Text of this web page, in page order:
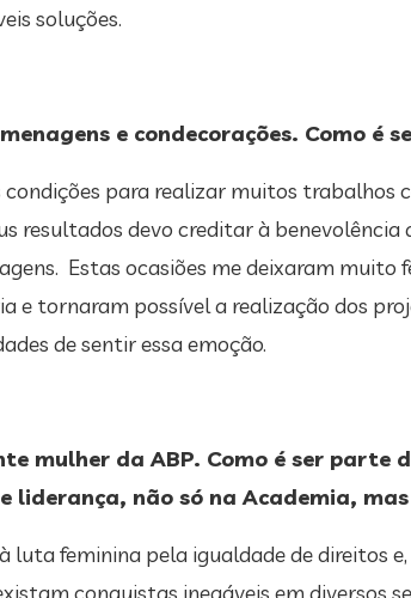
soluções.
e condecorações. Como é
para realizar muitos trabalhos
resultados devo creditar à
Estas ocasiões me deixaram
e tornaram possível a realização dos
de sentir essa emoção.
mulher da ABP. Como é ser parte
liderança, não só na Academia,
luta feminina pela igualdade de direitos
conquistas inegáveis em diversos